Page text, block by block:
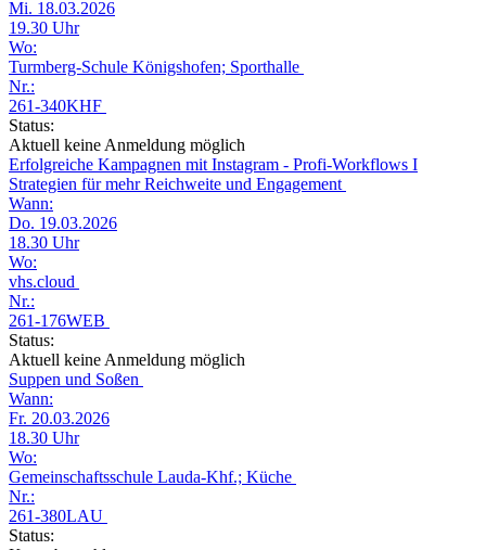
Mi. 18.03.2026
19.30 Uhr
Wo:
Turmberg-Schule Königshofen; Sporthalle
Nr.:
261-340KHF
Status:
Aktuell keine Anmeldung möglich
Erfolgreiche Kampagnen mit Instagram - Profi-Workflows I
Strategien für mehr Reichweite und Engagement
Wann:
Do. 19.03.2026
18.30 Uhr
Wo:
vhs.cloud
Nr.:
261-176WEB
Status:
Aktuell keine Anmeldung möglich
Suppen und Soßen
Wann:
Fr. 20.03.2026
18.30 Uhr
Wo:
Gemeinschaftsschule Lauda-Khf.; Küche
Nr.:
261-380LAU
Status: